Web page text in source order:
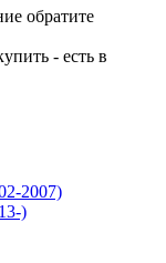
обратите
- есть в
2007)
)